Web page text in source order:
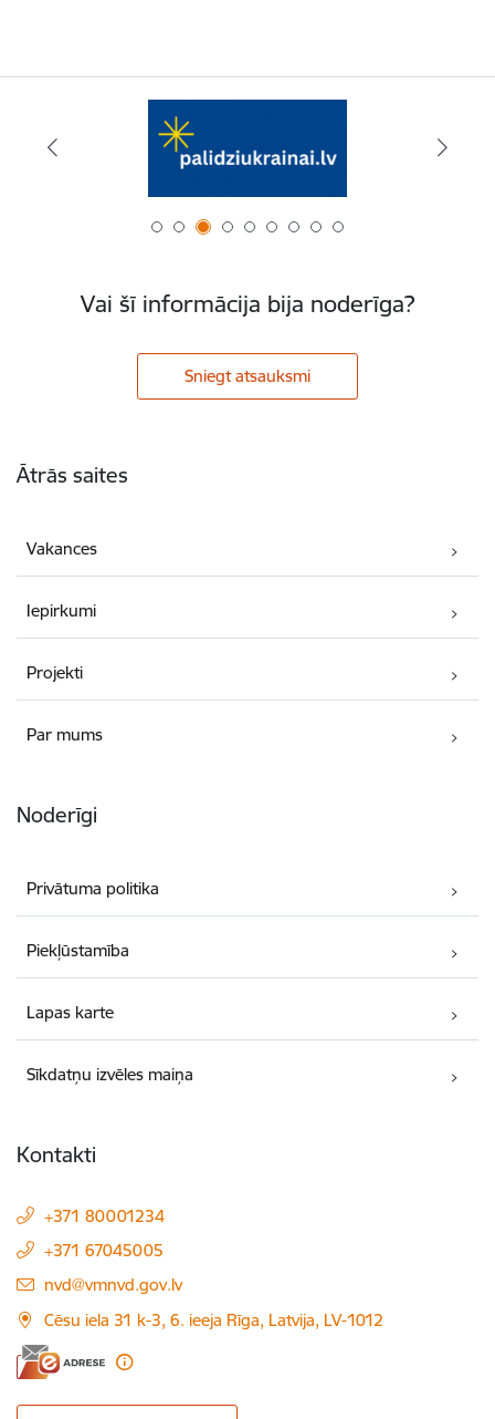
Vai šī informācija bija noderīga?
Sniegt atsauksmi
Ātrās saites
Vakances
Iepirkumi
Projekti
Par mums
Noderīgi
Privātuma politika
Piekļūstamība
Lapas karte
Sīkdatņu izvēles maiņa
Kontakti
+371 80001234
+371 67045005
E-pasts:
nvd@vmnvd.gov.lv
Cēsu iela 31 k-3, 6. ieeja Rīga, Latvija, LV-1012